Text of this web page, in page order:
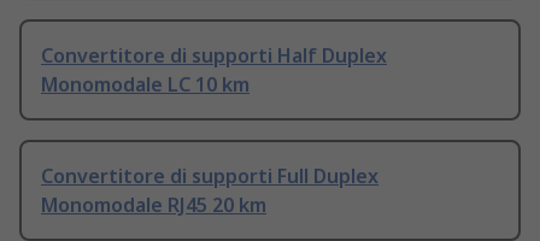
Convertitore di supporti Half Duplex
Monomodale LC 10 km
Convertitore di supporti Full Duplex
Monomodale RJ45 20 km